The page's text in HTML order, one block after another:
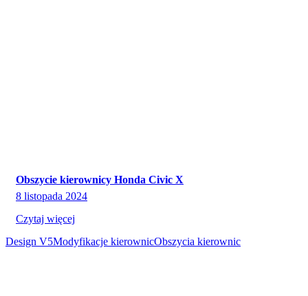
Obszycie kierownicy Honda Civic X
8 listopada 2024
Czytaj więcej
Design V5Modyfikacje kierownicObszycia kierownic